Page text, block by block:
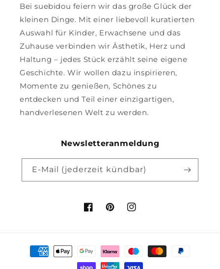
Bei suebidou feiern wir das große Glück der
kleinen Dinge. Mit einer liebevoll kuratierten
Auswahl für Kinder, Erwachsene und das
Zuhause verbinden wir Ästhetik, Herz und
Haltung – jedes Stück erzählt seine eigene
Geschichte. Wir wollen dazu inspirieren,
Momente zu genießen, Schönes zu
entdecken und Teil einer einzigartigen,
handverlesenen Welt zu werden.
Newsletteranmeldung
E-Mail (jederzeit kündbar)
FacebookPinterestInstagram
Zahlungsmethoden